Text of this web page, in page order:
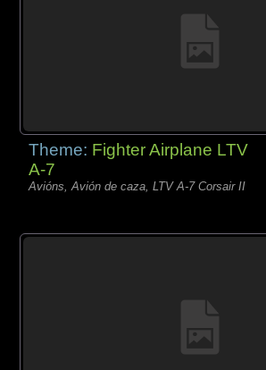
Theme: Fighter Airplane LTV
A-7
Avións, Avión de caza, LTV A-7 Corsair II